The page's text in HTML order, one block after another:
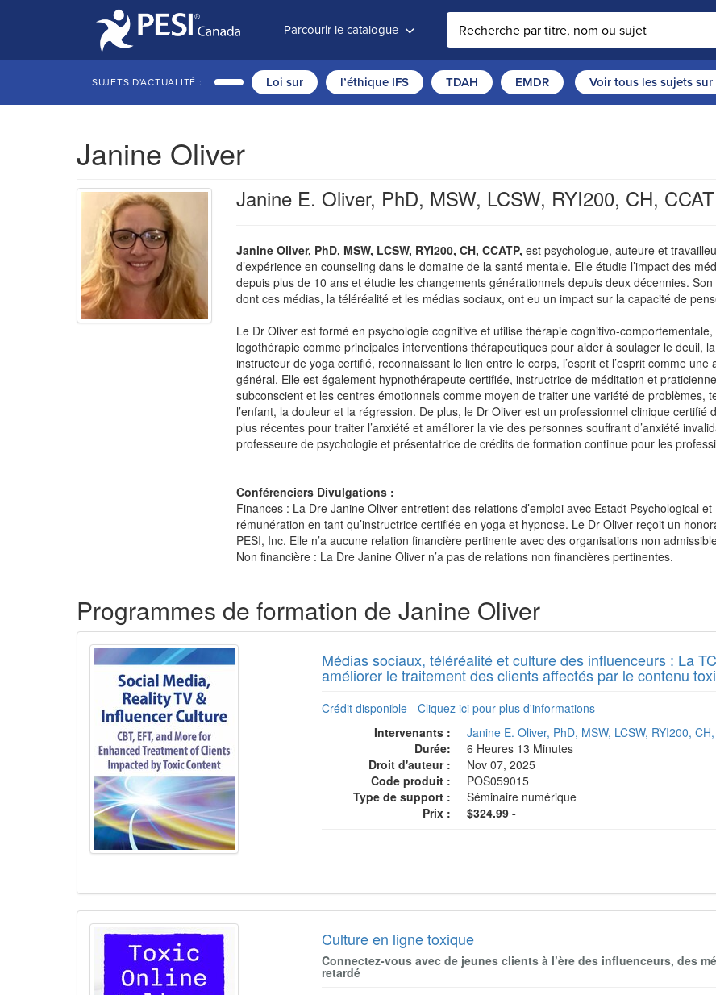
Parcourir le catalogue
SUJETS D'ACTUALITÉ : Loi sur l’éthique IFS TDAH EMDR Voir tous les sujets
Janine Oliver
Janine E. Oliver, PhD, MSW, LCSW, RYI200, CH,
Janine Oliver, PhD, MSW, LCSW, RYI200, CH, CCATP, est psychologue, auteure et
d’expérience en counseling dans le domaine de la santé mentale. Elle étudie l’impact des
depuis plus de 10 ans et étudie les changements générationnels depuis deux décennies.
dont ces médias, la téléréalité et les médias sociaux, ont eu un impact sur la capacité de
Le Dr Oliver est formé en psychologie cognitive et utilise thérapie cognitivo-
logothérapie comme principales interventions thérapeutiques pour aider à soulager le deuil,
instructeur de yoga certifié, reconnaissant le lien entre le corps, l’esprit et l’esprit comme
général. Elle est également hypnothérapeute certifiée, instructrice de méditation et
subconscient et les centres émotionnels comme moyen de traiter une variété de problèmes,
l’enfant, la douleur et la régression. De plus, le Dr Oliver est un professionnel clinique certifié
plus récentes pour traiter l’anxiété et améliorer la vie des personnes souffrant d’anxiété
professeure de psychologie et présentatrice de crédits de formation continue pour les
Conférenciers Divulgations :
Finances : La Dre Janine Oliver entretient des relations d’emploi avec Estadt Psychological
rémunération en tant qu’instructrice certifiée en yoga et hypnose. Le Dr Oliver reçoit un
PESI, Inc. Elle n’a aucune relation financière pertinente avec des organisations non
Non financière : La Dre Janine Oliver n’a pas de relations non financières pertinentes.
Programmes de formation de Janine Oliver
Médias sociaux, téléréalité et culture des influenceurs : La
améliorer le traitement des clients affectés par le contenu
Crédit disponible - Cliquez ici pour plus d'informations
Intervenants :
Janine E. Oliver, PhD, MSW, LCSW, RYI200,
Durée:
6 Heures 13 Minutes
Droit d'auteur :
Nov 07, 2025
Code produit :
POS059015
Type de support :
Séminaire numérique
Prix :
$324.99 -
Culture en ligne toxique
Connectez-vous avec de jeunes clients à l’ère des influenceurs, des
retardé